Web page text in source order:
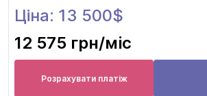
Ціна: 13 500$
12 575 грн/міс
Розрахувати платіж